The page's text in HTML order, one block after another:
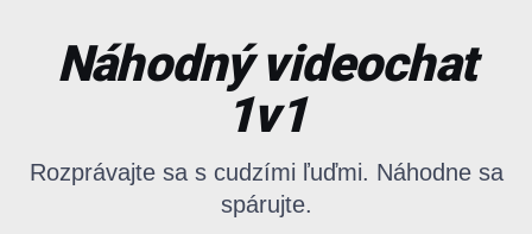
Náhodný videochat
1v1
Rozprávajte sa s cudzími ľuďmi. Náhodne sa
spárujte.